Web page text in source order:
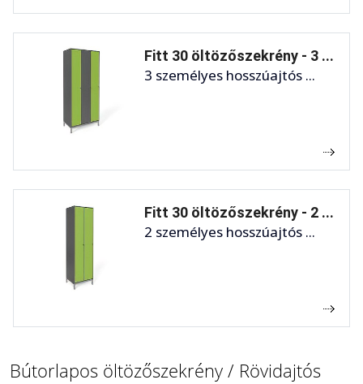
Fitt 30 öltözőszekrény - 3 ...
3 személyes hosszúajtós ...
Fitt 30 öltözőszekrény - 2 ...
2 személyes hosszúajtós ...
Bútorlapos öltözőszekrény / Rövidajtós